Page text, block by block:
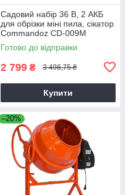
Садовий набір 36 В, 2 АКБ
для обрізки міні пила, сікатор
Commandoz CD-009M
Готово до відправки
2 799 ₴ 3 498,75 ₴
Купити
–20%